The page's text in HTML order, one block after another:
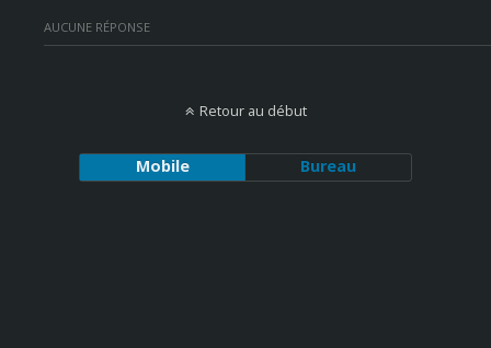
AUCUNE RÉPONSE
Retour au début
Mobile Bureau